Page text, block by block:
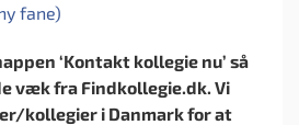
fane)
‘Kontakt kollegie nu’ så
væk fra Findkollegie.dk. Vi
kollegier i Danmark for at